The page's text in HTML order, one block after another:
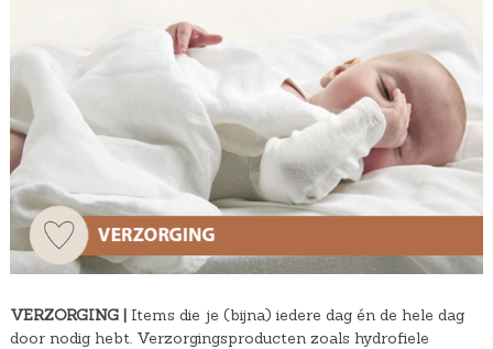
VERZORGING |Items die je (bijna) iedere dag én de hele dag
door nodig hebt. Verzorgingsproducten zoals hydrofiele